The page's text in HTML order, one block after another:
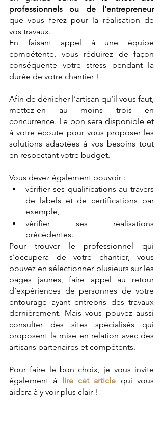
professionnels ou de l’entrepreneur
que vous ferez pour la réalisation de
vos travaux.
En faisant appel à une équipe
compétente, vous réduirez de façon
conséquente votre stress pendant la
durée de votre chantier !
Afin de dénicher l’artisan qu’il vous faut,
mettez-en au moins trois en
concurrence. Le bon sera disponible et
à votre écoute pour vous proposer les
solutions adaptées à vos besoins tout
en respectant votre budget.
Vous devez également pouvoir :
vérifier ses qualifications au travers
de labels et de certifications par
exemple,
vérifier ses réalisations
précédentes.
Pour trouver le professionnel qui
s’occupera de votre chantier, vous
pouvez en sélectionner plusieurs sur les
pages jaunes, faire appel au retour
d’expériences de personnes de votre
entourage ayant entrepris des travaux
dernièrement. Mais vous pouvez aussi
consulter des sites spécialisés qui
proposent la mise en relation avec des
artisans partenaires et compétents.
Pour faire le bon choix, je vous invite
également à lire cet article qui vous
aidera à y voir plus clair !